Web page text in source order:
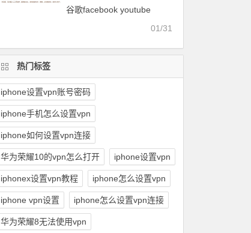
谷歌facebook youtube
01/31
热门标签
iphone设置vpn账号密码
iphone手机怎么设置vpn
iphone如何设置vpn连接
华为荣耀10的vpn怎么打开 iphone设置vpn
iphonex设置vpn教程 iphone怎么设置vpn
iphone vpn设置 iphone怎么设置vpn连接
华为荣耀8无法使用vpn